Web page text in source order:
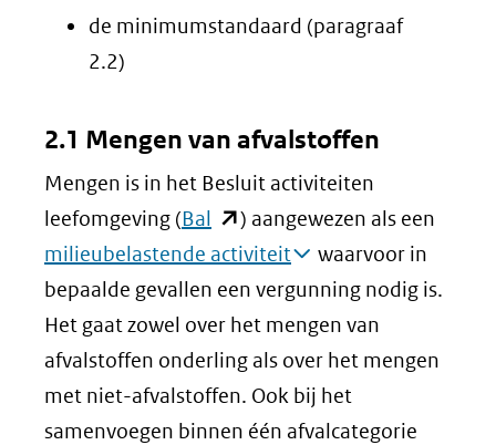
de minimumstandaard (paragraaf
2.2)
2.1 Mengen van afvalstoffen
Mengen is in het Besluit activiteiten
leefomgeving (Bal (opent
in
nieuw
venster)
(verwijst
naar
een
) aangewezen als een
milieubelastende activiteit
waarvoor in
bepaalde gevallen een vergunning nodig is.
Het gaat zowel over het mengen van
afvalstoffen onderling als over het mengen
met niet-afvalstoffen. Ook bij het
samenvoegen binnen één afvalcategorie